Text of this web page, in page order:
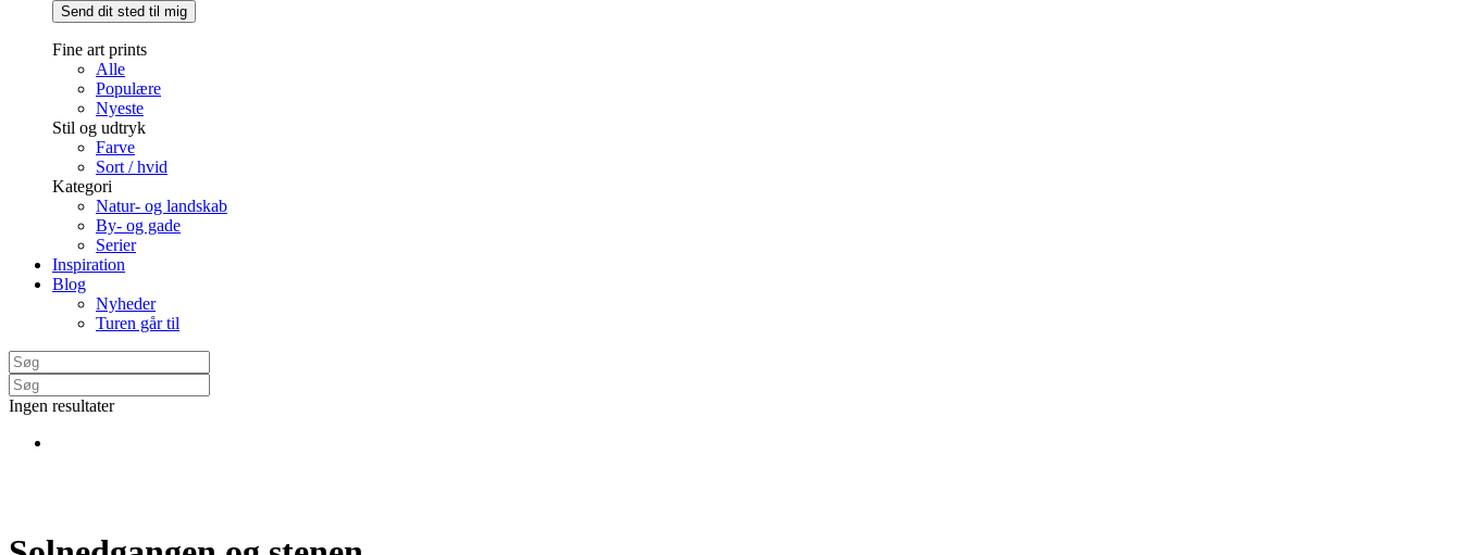
Send dit sted til mig
Fine art prints
Alle
Populære
Nyeste
Stil og udtryk
Farve
Sort / hvid
Kategori
Natur- og landskab
By- og gade
Serier
Inspiration
Blog
Nyheder
Turen går til
Ingen resultater